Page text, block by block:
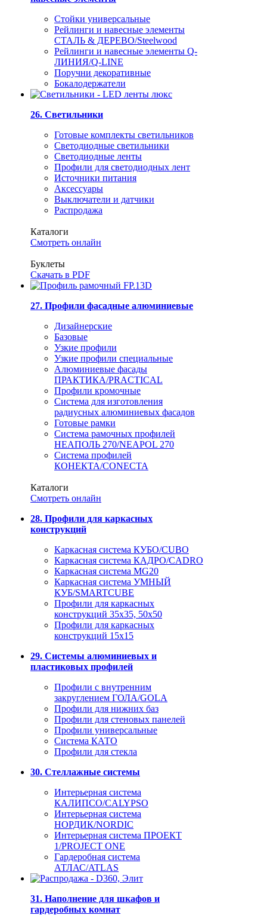
Стойки универсальные
Рейлинги и навесные элементы
СТАЛЬ & ДЕРЕВО/Steelwood
Рейлинги и навесные элементы Q-
ЛИНИЯ/Q-LINE
Поручни декоративные
Бокалодержатели
26. Светильники
Готовые комплекты светильников
Светодиодные светильники
Светодиодные ленты
Профили для светодиодных лент
Источники питания
Аксессуары
Выключатели и датчики
Распродажа
Каталоги
Смотреть онлайн
Буклеты
Скачать в PDF
27. Профили фасадные алюминиевые
Дизайнерские
Базовые
Узкие профили
Узкие профили специальные
Алюминиевые фасады
ПРАКТИКА/PRACTICAL
Профили кромочные
Система для изготовления
радиусных алюминиевых фасадов
Готовые рамки
Система рамочных профилей
НЕАПОЛЬ 270/NEAPOL 270
Система профилей
КОНЕКТА/CONECTA
Каталоги
Смотреть онлайн
28. Профили для каркасных
конструкций
Каркасная система КУБО/CUBO
Каркасная система КАДРО/CADRO
Каркасная система MG20
Каркасная система УМНЫЙ
КУБ/SMARTCUBE
Профили для каркасных
конструкций 35x35, 50x50
Профили для каркасных
конструкций 15х15
29. Системы алюминиевых и
пластиковых профилей
Профили с внутренним
закруглением ГОЛА/GOLA
Профили для нижних баз
Профили для стеновых панелей
Профили универсальные
Система КАТО
Профили для стекла
30. Стеллажные системы
Интерьерная система
КАЛИПСО/CALYPSO
Интерьерная система
НОРДИК/NORDIC
Интерьерная система ПРОЕКТ
1/PROJECT ONE
Гардеробная система
АТЛАС/ATLAS
31. Наполнение для шкафов и
гардеробных комнат